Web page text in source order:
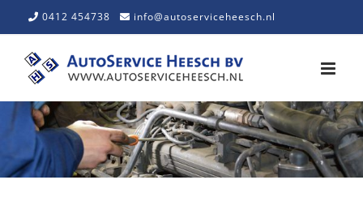
0412 454738 info@autoserviceheesch.nl